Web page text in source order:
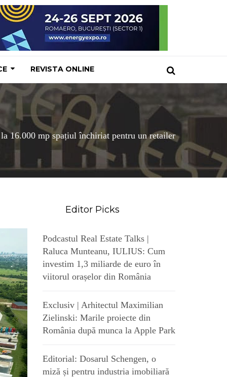
REVISTA ONLINE
16.000 mp spațiul închiriat pentru un retailer
Editor Picks
Podcastul Real Estate Talks |
Raluca Munteanu, IULIUS: Cum
investim 1,3 miliarde de euro în
viitorul orașelor din România
Exclusiv | Arhitectul Maximilian
Zielinski: Marile proiecte din
România după munca la Apple Park
Editorial: Dosarul Schengen, o
miză și pentru industria imobiliară